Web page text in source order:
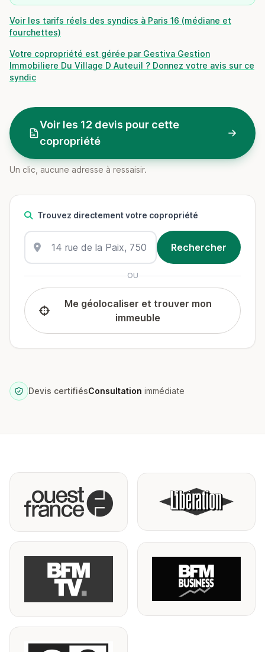
Voir les tarifs réels des syndics à Paris 16 (médiane et
fourchettes)
Votre copropriété est gérée par Gestiva Gestion
Immobiliere Du Village D Auteuil ? Donnez votre avis sur ce
syndic
Voir les 12 devis pour cette
copropriété
Un clic, aucune adresse à ressaisir.
Trouvez directement votre copropriété
OU
Me géolocaliser et trouver mon
immeuble
Devis certifiésConsultation immédiate